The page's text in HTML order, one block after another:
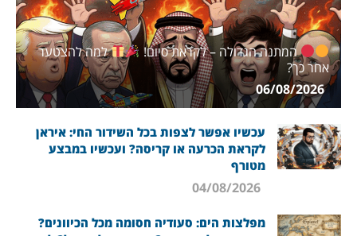
המתנה הגדולה – לקראת סיום!
למה להצטער
אחר כך?
06/08/2026
עכשיו אפשר לצפות בכל השידור החי: איראן
לקראת הכרעה או קריסה? ועכשיו במבצע
מטורף
מפלצות הים: סעודיה חסומה מכל הכיוונים?